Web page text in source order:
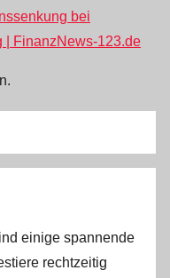
bei
| FinanzNews-123.de
einige spannende
rechtzeitig